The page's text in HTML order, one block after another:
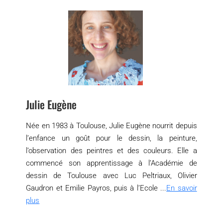
Julie Eugène
Née en 1983 à Toulouse, Julie Eugène nourrit depuis
l’enfance un goût pour le dessin, la peinture,
l’observation des peintres et des couleurs. Elle a
commencé son apprentissage à l’Académie de
dessin de Toulouse avec Luc Peltriaux, Olivier
Gaudron et Emilie Payros, puis à l’Ecole ...En savoir
plus